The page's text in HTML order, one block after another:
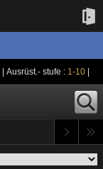
| Ausrüst.- stufe : 1-10|